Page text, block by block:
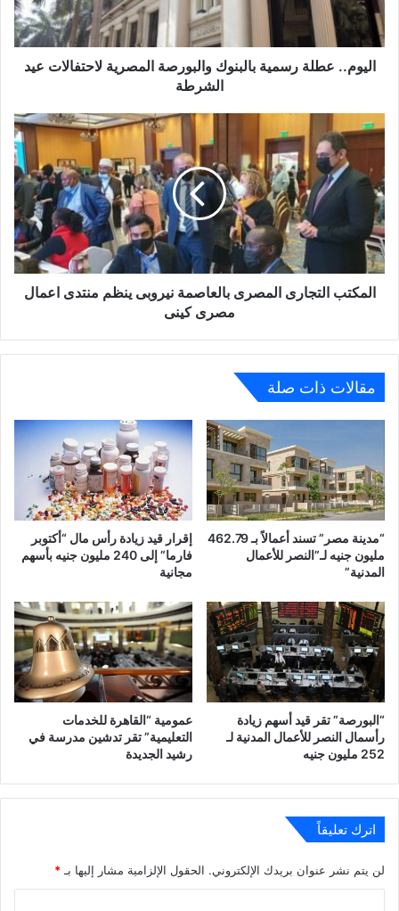
لاحتفالات
عيد
الشرطة
اليوم.. عطلة رسمية بالبنوك والبورصة المصرية لاحتفالات عيد
الشرطة
المكتب
التجارى
المصرى
بالعاصمة
نيروبى
ينظم
منتدى
اعمال
مصرى
كينى
المكتب التجارى المصرى بالعاصمة نيروبى ينظم منتدى اعمال
مصرى كينى
مقالات ذات صلة
“مدينة مصر” تسند أعمالاً بـ 462.79
مليون جنيه لـ”النصر للأعمال
المدنية”
إقرار قيد زيادة رأس مال “أكتوبر
فارما” إلى 240 مليون جنيه بأسهم
مجانية
“البورصة” تقر قيد أسهم زيادة
رأسمال النصر للأعمال المدنية لـ
252 مليون جنيه
عمومية “القاهرة للخدمات
التعليمية” تقر تدشين مدرسة في
رشيد الجديدة
اترك تعليقاً
لن يتم نشر عنوان بريدك الإلكتروني. الحقول الإلزامية مشار إليها بـ *